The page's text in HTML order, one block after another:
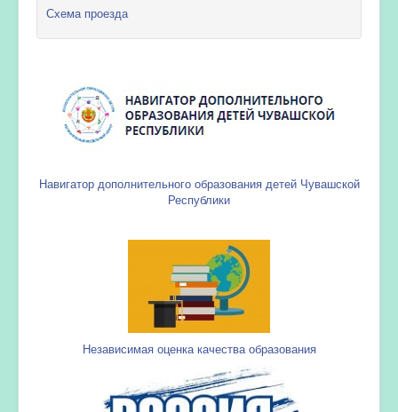
Схема проезда
Навигатор дополнительного образования детей Чувашской
Республики
Независимая оценка качества образования